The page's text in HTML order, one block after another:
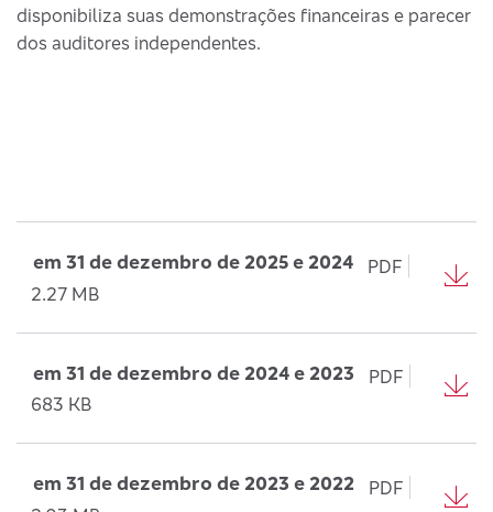
disponibiliza suas demonstrações financeiras e parecer
dos auditores independentes.
em 31 de dezembro de 2025 e 2024
PDF
2.27 MB
em 31 de dezembro de 2024 e 2023
PDF
683 KB
em 31 de dezembro de 2023 e 2022
PDF